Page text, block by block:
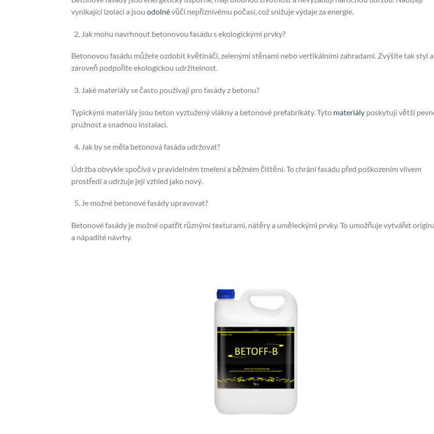
vynikající izolaci a jsou odolnévůči nepříznivému počasí, což snižuje výdaje za energie.
Jak mohu navrhnout betonovou fasádu s ekologickými prvky?
Betonovou fasádu můžete ozdobit květináči, zelenými stěnami nebo vertikálními zahradami. Zvýšíte tak styl a
zároveň podpoříte ekologickou udržitelnost.
Jaké materiály se často používají pro fasády z betonu?
Typickými materiály jsou beton vyztužený vlákny a betonové prefabrikáty. Tyto materiály poskytují větší
pružnost a snadnou instalaci.
Jak by se měla betonová fasáda udržovat?
Údržba obvykle spočívá v pravidelném tmelení a běžném čištění. To chrání fasádu před poškozením vlivem
prostředí a udržuje její vzhled jako nový.
Je možné betonové fasády upravovat?
Betonové fasády je možné opatřit různými texturami, nátěry a uměleckými prvky. To umožňuje vytvářet
a nápadité návrhy.